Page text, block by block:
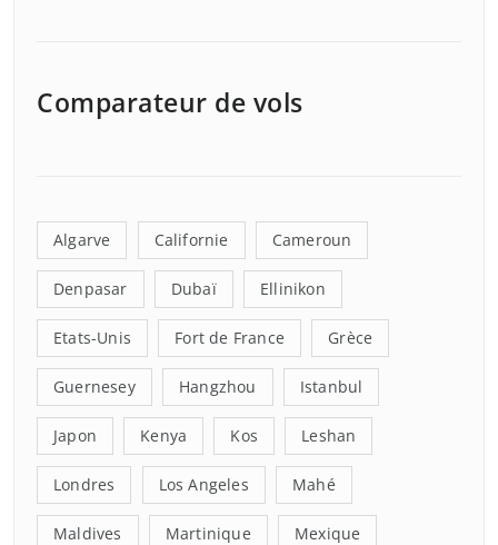
Comparateur de vols
Algarve Californie Cameroun
Denpasar Dubaï Ellinikon
Etats-Unis Fort de France Grèce
Guernesey Hangzhou Istanbul
Japon Kenya Kos Leshan
Londres Los Angeles Mahé
Maldives Martinique Mexique